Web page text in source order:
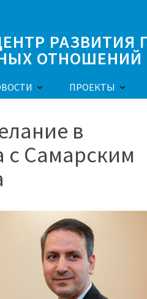
ОТНОШЕНИЙ
ПРОЕКТЫ
в
с Самарским